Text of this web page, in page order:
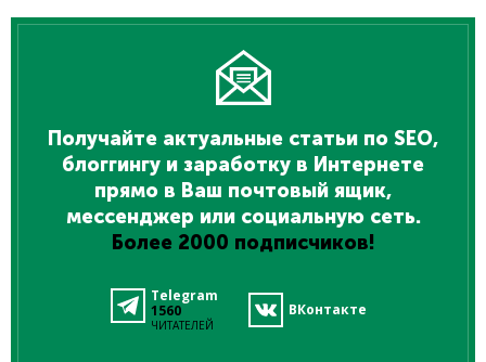
Получайте актуальные статьи по SEO,
блоггингу и заработку в Интернете
прямо в Ваш почтовый ящик,
мессенджер или социальную сеть.
Более 2000 подписчиков!
Telegram
1560
ЧИТАТЕЛЕЙ
ВКонтакте